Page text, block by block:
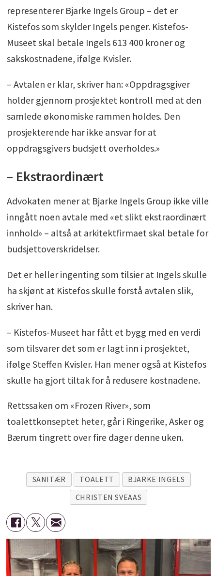
representerer Bjarke Ingels Group – det er
Kistefos som skylder Ingels penger. Kistefos-
Museet skal betale Ingels 613 400 kroner og
sakskostnadene, ifølge Kvisler.
– Avtalen er klar, skriver han: «Oppdragsgiver
holder gjennom prosjektet kontroll med at den
samlede økonomiske rammen holdes. Den
prosjekterende har ikke ansvar for at
oppdragsgivers budsjett overholdes.»
– Ekstraordinært
Advokaten mener at Bjarke Ingels Group ikke ville
inngått noen avtale med «et slikt ekstraordinært
innhold» – altså at arkitektfirmaet skal betale for
budsjettoverskridelser.
Det er heller ingenting som tilsier at Ingels skulle
ha skjønt at Kistefos skulle forstå avtalen slik,
skriver han.
– Kistefos-Museet har fått et bygg med en verdi
som tilsvarer det som er lagt inn i prosjektet,
ifølge Steffen Kvisler. Han mener også at Kistefos
skulle ha gjort tiltak for å redusere kostnadene.
Rettssaken om «Frozen River», som
toalettkonseptet heter, går i Ringerike, Asker og
Bærum tingrett over fire dager denne uken.
SANITÆR TOALETT
BJARKE INGELS
CHRISTEN SVEAAS